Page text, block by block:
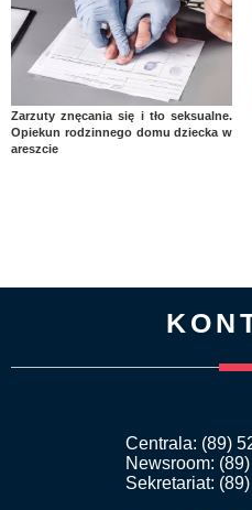
Zarzuty znęcania się i tło seksualne.
Opiekun rodzinnego domu dziecka w
areszcie
Centrala: (89)
Newsroom:
Sekretariat: